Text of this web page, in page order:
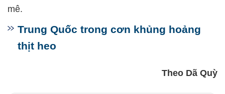
mê.
Trung Quốc trong cơn khủng hoảng
thịt heo
Theo Dã Quỳ